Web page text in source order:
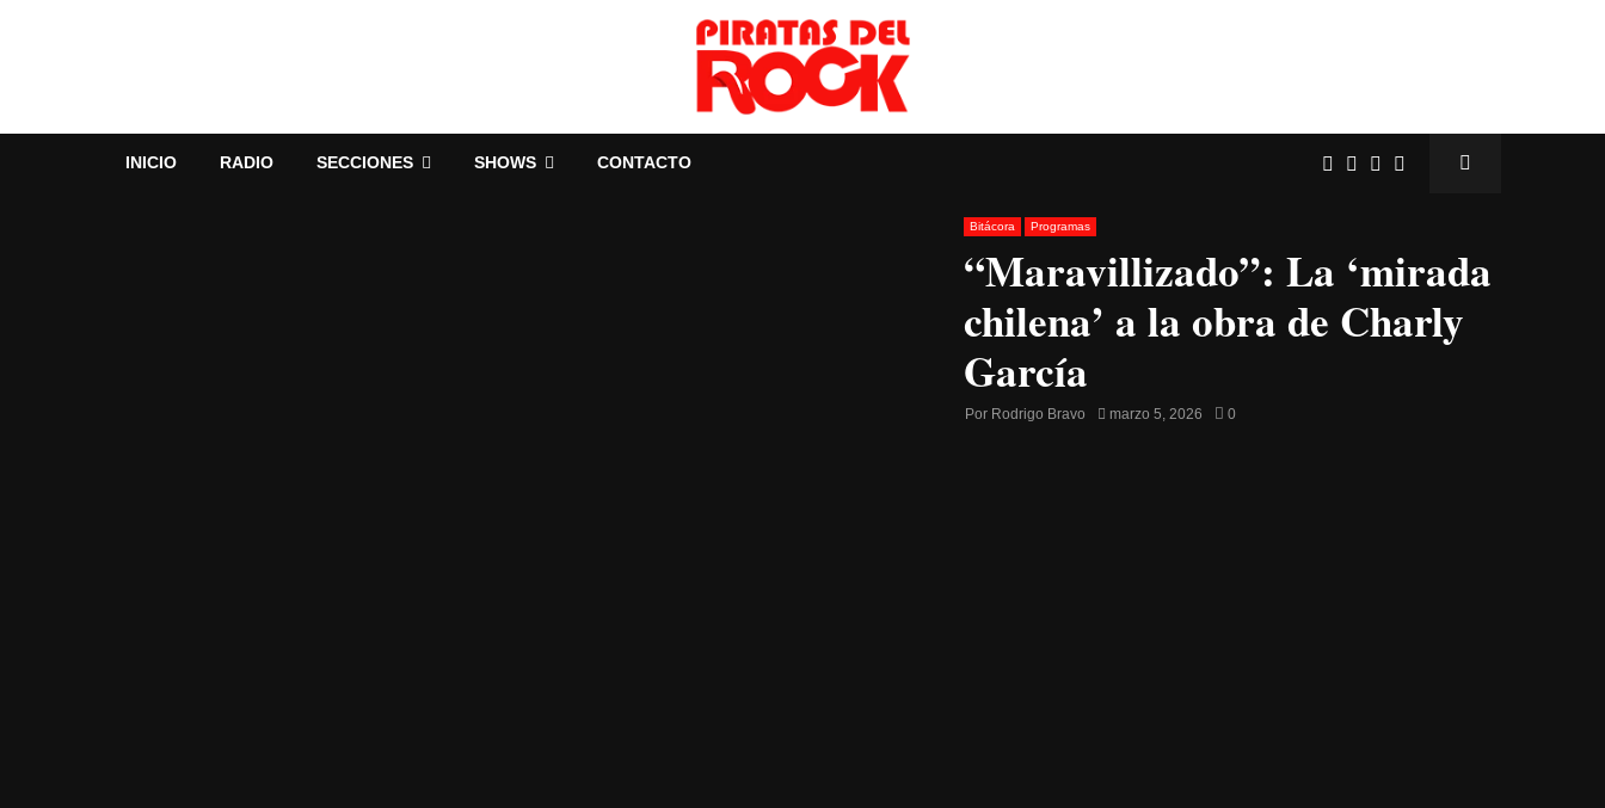
INICIO RADIO SECCIONES SHOWS CONTACTO
Bitácora Programas
“Maravillizado”: La ‘mirada
chilena’ a la obra de Charly
García
Por Rodrigo Bravo marzo 5, 2026 0